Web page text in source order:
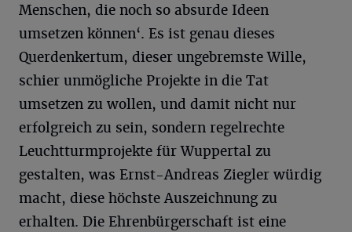
Menschen, die noch so absurde Ideen
umsetzen können‘. Es ist genau dieses
Querdenkertum, dieser ungebremste Wille,
schier unmögliche Projekte in die Tat
umsetzen zu wollen, und damit nicht nur
erfolgreich zu sein, sondern regelrechte
Leuchtturmprojekte für Wuppertal zu
gestalten, was Ernst-Andreas Ziegler würdig
macht, diese höchste Auszeichnung zu
erhalten. Die Ehrenbürgerschaft ist eine